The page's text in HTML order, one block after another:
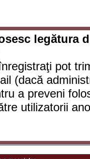
legătura
pot
(dacă
a preveni
utilizatorii